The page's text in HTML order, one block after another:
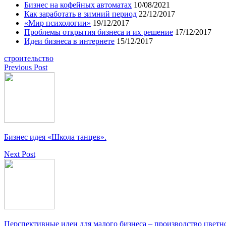
Бизнес на кофейных автоматах 10/08/2021
Как заработать в зимний период 22/12/2017
«Мир психологии» 19/12/2017
Проблемы открытия бизнеса и их решение 17/12/2017
Идеи бизнеса в интернете 15/12/2017
строительство
Previous Post
Бизнес идея «Школа танцев».
Next Post
Перспективные идеи для малого бизнеса – производство